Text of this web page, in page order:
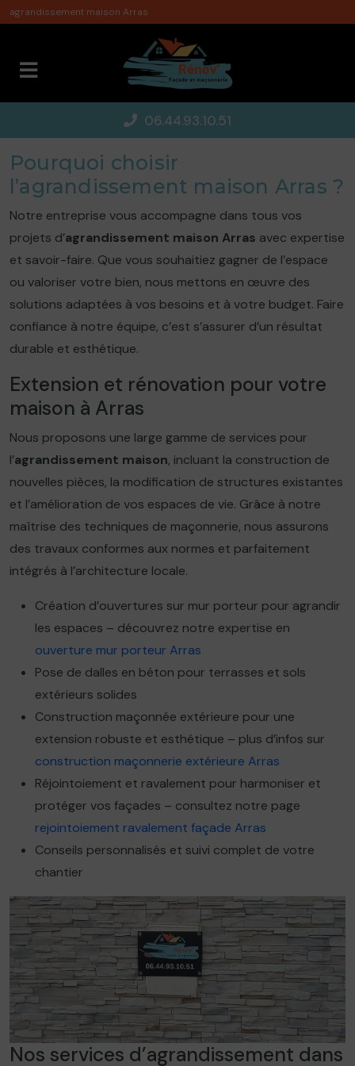
agrandissement maison Arras
06.44.93.10.51
Pourquoi choisir
l’agrandissement maison Arras ?
Notre entreprise vous accompagne dans tous vos
projets d’agrandissement maison Arras avec expertise
et savoir-faire. Que vous souhaitiez gagner de l’espace
ou valoriser votre bien, nous mettons en œuvre des
solutions adaptées à vos besoins et à votre budget. Faire
confiance à notre équipe, c’est s’assurer d’un résultat
durable et esthétique.
Extension et rénovation pour votre
maison à Arras
Nous proposons une large gamme de services pour
l’agrandissement maison, incluant la construction de
nouvelles pièces, la modification de structures existantes
et l’amélioration de vos espaces de vie. Grâce à notre
maîtrise des techniques de maçonnerie, nous assurons
des travaux conformes aux normes et parfaitement
intégrés à l’architecture locale.
Création d’ouvertures sur mur porteur pour agrandir
les espaces – découvrez notre expertise en
ouverture mur porteur Arras
Pose de dalles en béton pour terrasses et sols
extérieurs solides
Construction maçonnée extérieure pour une
extension robuste et esthétique – plus d’infos sur
construction maçonnerie extérieure Arras
Réjointoiement et ravalement pour harmoniser et
protéger vos façades – consultez notre page
rejointoiement ravalement façade Arras
Conseils personnalisés et suivi complet de votre
chantier
Nos services d’agrandissement dans
Panneau de gestion des cookies